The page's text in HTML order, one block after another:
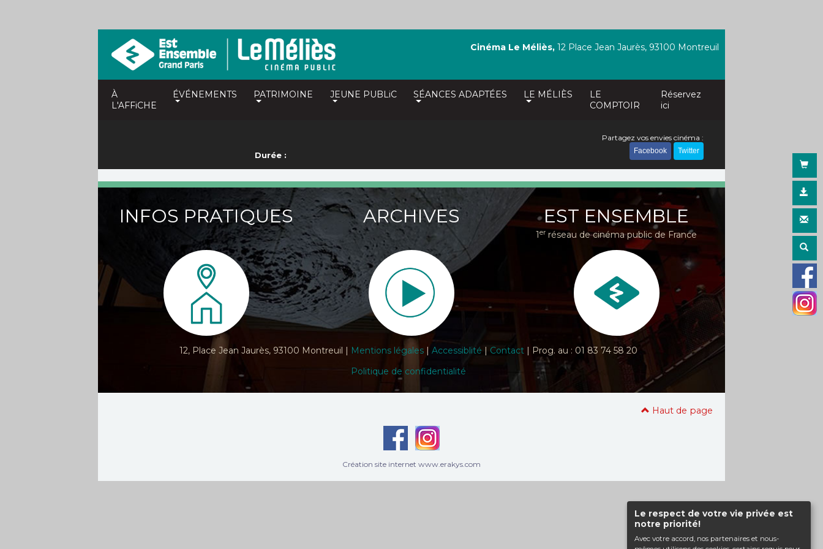
Le respect de votre vie privée est
notre priorité!
Avec votre accord, nos partenaires et nous-
À
L'AFFiCHE
ÉVÉNEMENTS PATRIMOINE JEUNE PUBLiC SÉANCES ADAPTÉES LE MÉLIÈS
LE
COMPTOIR
Réservez
ici
Cinéma Le Méliès, 12 Place Jean Jaurès, 93100 Montreuil
Durée :
Partagez vos envies cinéma :
Facebook Twitter
INFOS PRATIQUES ARCHIVES EST ENSEMBLE
1er réseau de cinéma public de France
12, Place Jean Jaurès, 93100 Montreuil | Mentions légales | Accessiblité | Contact | Prog. au : 01 83 74 58 20
Politique de confidentialité
Haut de page
Création site internet www.erakys.com